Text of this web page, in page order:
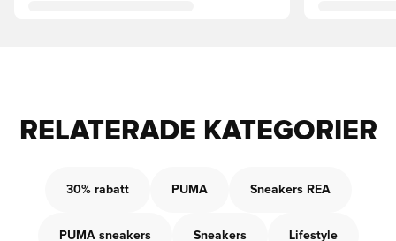
RELATERADE KATEGORIER
30% rabatt PUMA Sneakers REA
PUMA sneakers Sneakers Lifestyle